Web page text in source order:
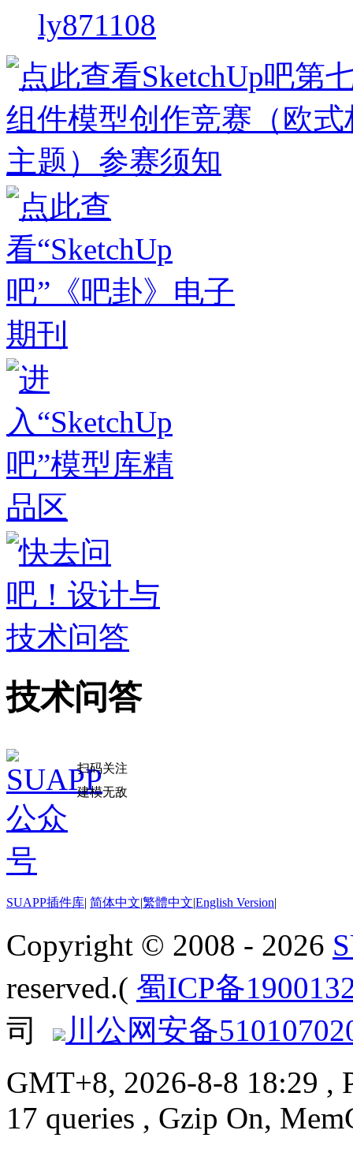
ly871108
技术问答
扫码关注
建模无敌
SUAPP插件库| 简体中文|繁體中文|English Version|
Copyright © 2008 - 2026
reserved.( 蜀ICP备
司
川公网安备
GMT+8, 2026-8-8 18:29 ,
17 queries , Gzip On,